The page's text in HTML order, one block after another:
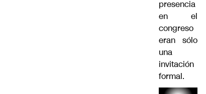
presencia
en el
congreso
eran sólo
una
invitación
formal.